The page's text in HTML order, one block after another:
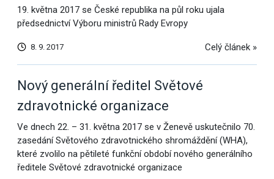
19. května 2017 se České republika na půl roku ujala
předsednictví Výboru ministrů Rady Evropy
8. 9. 2017 Celý článek »
Nový generální ředitel Světové
zdravotnické organizace
Ve dnech 22. – 31. května 2017 se v Ženevě uskutečnilo 70.
zasedání Světového zdravotnického shromáždění (WHA),
které zvolilo na pětileté funkční období nového generálního
ředitele Světové zdravotnické organizace